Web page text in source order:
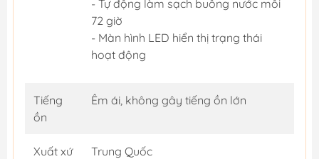
- Tự động làm sạch buồng nước mỗi
72 giờ
- Màn hình LED hiển thị trạng thái
hoạt động
Tiếng
ồn
Êm ái, không gây tiếng ồn lớn
Xuất xứ Trung Quốc